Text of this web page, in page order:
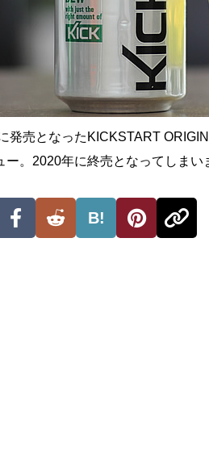
発売となったKICKSTART
ー。2020年に終売となってしまい
B!